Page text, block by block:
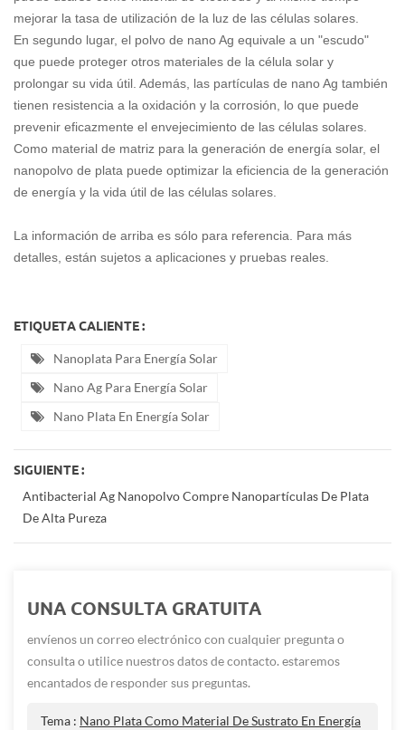
mejorar la tasa de utilización de la luz de las células solares.
En segundo lugar, el polvo de nano Ag equivale a un "escudo"
que puede proteger otros materiales de la célula solar y
prolongar su vida útil. Además, las partículas de nano Ag también
tienen resistencia a la oxidación y la corrosión, lo que puede
prevenir eficazmente el envejecimiento de las células solares.
Como material de matriz para la generación de energía solar, el
nanopolvo de plata puede optimizar la eficiencia de la generación
de energía y la vida útil de las células solares.
La información de arriba es sólo para referencia. Para más
detalles, están sujetos a aplicaciones y pruebas reales.
ETIQUETA CALIENTE :
Nanoplata Para Energía Solar
Nano Ag Para Energía Solar
Nano Plata En Energía Solar
SIGUIENTE :
Antibacterial Ag Nanopolvo Compre Nanopartículas De Plata
De Alta Pureza
UNA CONSULTA GRATUITA
envíenos un correo electrónico con cualquier pregunta o
consulta o utilice nuestros datos de contacto. estaremos
encantados de responder sus preguntas.
Tema : Nano Plata Como Material De Sustrato En Energía